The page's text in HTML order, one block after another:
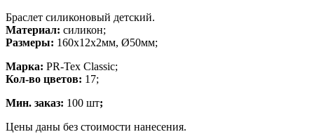
Браслет силиконовый детский.
Материал: силикон;
Размеры: 160х12х2мм, Ø50мм;
Марка: PR-Tex Classic;
Кол-во цветов: 17;
Мин. заказ: 100 шт;
Цены даны без стоимости нанесения.